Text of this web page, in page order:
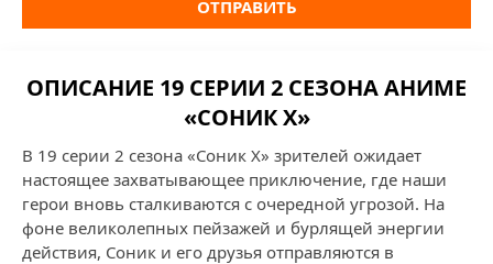
ОТПРАВИТЬ
ОПИСАНИЕ 19 СЕРИИ 2 СЕЗОНА АНИМЕ
«СОНИК X»
В 19 серии 2 сезона «Соник X» зрителей ожидает
настоящее захватывающее приключение, где наши
герои вновь сталкиваются с очередной угрозой. На
фоне великолепных пейзажей и бурлящей энергии
действия, Соник и его друзья отправляются в